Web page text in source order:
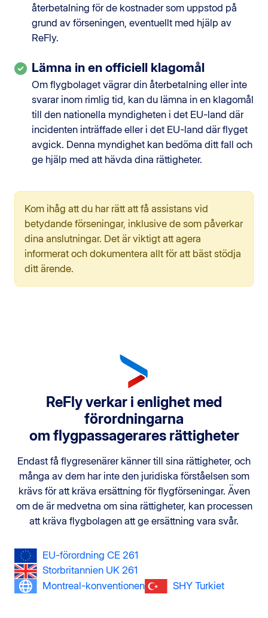
återbetalning för de kostnader som uppstod på
grund av förseningen, eventuellt med hjälp av
ReFly.
Lämna in en officiell klagomål
Om flygbolaget vägrar din återbetalning eller inte
svarar inom rimlig tid, kan du lämna in en klagomål
till den nationella myndigheten i det EU-land där
incidenten inträffade eller i det EU-land där flyget
avgick. Denna myndighet kan bedöma ditt fall och
ge hjälp med att hävda dina rättigheter.
Kom ihåg att du har rätt att få assistans vid
betydande förseningar, inklusive de som påverkar
dina anslutningar. Det är viktigt att agera
informerat och dokumentera allt för att bäst stödja
ditt ärende.
ReFly verkar i enlighet med
förordningarna
om flygpassagerares rättigheter
Endast få flygresenärer känner till sina rättigheter, och
många av dem har inte den juridiska förståelsen som
krävs för att kräva ersättning för flygförseningar. Även
om de är medvetna om sina rättigheter, kan processen
att kräva flygbolagen att ge ersättning vara svår.
EU-förordning CE 261
Storbritannien UK 261
Montreal-konventionen
SHY Turkiet